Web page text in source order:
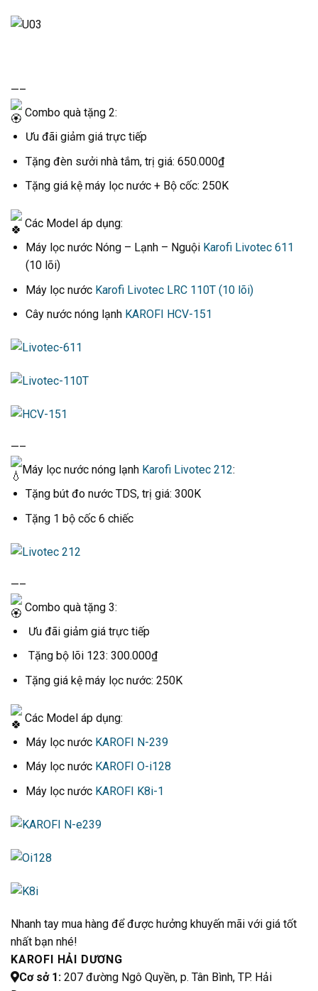
—–
Combo quà tặng 2:
Ưu đãi giảm giá trực tiếp
Tặng đèn sưởi nhà tắm, trị giá: 650.000₫
Tặng giá kệ máy lọc nước + Bộ cốc: 250K
Các Model áp dụng:
Máy lọc nước Nóng – Lạnh – Nguội Karofi Livotec 611
(10 lõi)
Máy lọc nước Karofi Livotec LRC 110T (10 lõi)
Cây nước nóng lạnh KAROFI HCV-151
—–
Máy lọc nước nóng lạnh Karofi Livotec 212:
Tặng bút đo nước TDS, trị giá: 300K
Tặng 1 bộ cốc 6 chiếc
—–
Combo quà tặng 3:
Ưu đãi giảm giá trực tiếp
Tặng bộ lõi 123: 300.000₫
Tặng giá kệ máy lọc nước: 250K
Các Model áp dụng:
Máy lọc nước KAROFI N-239
Máy lọc nước KAROFI O-i128
Máy lọc nước KAROFI K8i-1
Nhanh tay mua hàng để được hưởng khuyến mãi với giá tốt
nhất bạn nhé!
KAROFI HẢI DƯƠNG
Cơ sở 1: 207 đường Ngô Quyền, p. Tân Bình, TP. Hải